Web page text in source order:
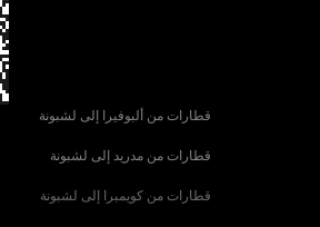
قطارات من ألبوفيرا إلى لشبونة
قطارات من مدريد إلى لشبونة
قطارات من كويمبرا إلى لشبونة